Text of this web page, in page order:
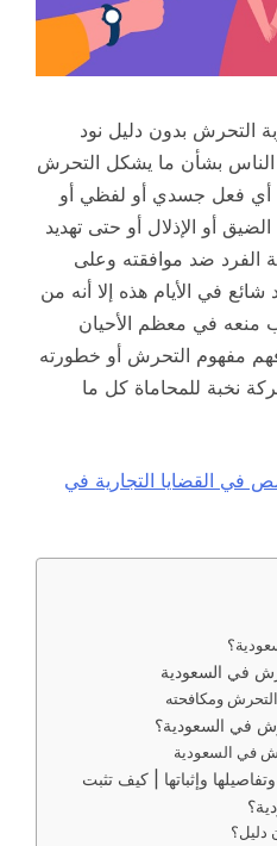
التحرش بدون دليل نود
الناس بشأن ما يشكل التحرش
أي فعل جسدي أو لفظي أو
أو الإذلال أو حتى تهديد
الفرد ضد موافقته وعلى
في الأيام هذه إلا أنه من
منعه في معظم الأحيان
مفهوم التحرش أو خطورته
نخبة للمحاماة كل ما
القضايا التجارية في
في السعودية
التحرش ومكافحته
في السعودية؟
في السعودية
وإثباتها | كيف تثبت
دليل؟